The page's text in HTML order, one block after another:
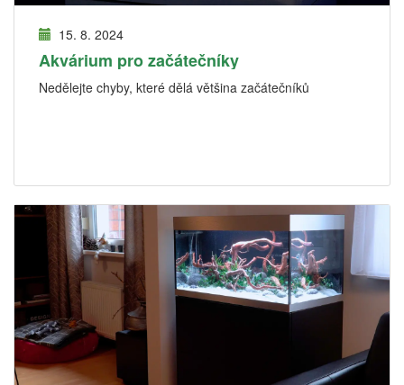
15. 8. 2024
Akvárium pro začátečníky
Nedělejte chyby, které dělá většina začátečníků